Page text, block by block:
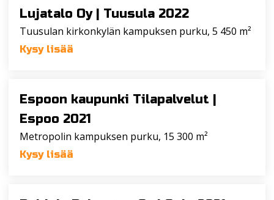
Lujatalo Oy | Tuusula 2022
Tuusulan kirkonkylän kampuksen purku, 5 450 m²
Kysy lisää
Espoon kaupunki Tilapalvelut |
Espoo 2021
Metropolin kampuksen purku, 15 300 m²
Kysy lisää